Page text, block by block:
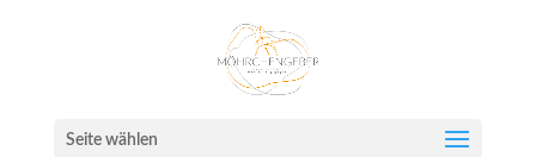
Seite wählen